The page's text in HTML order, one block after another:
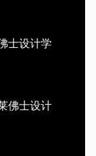
士设计学
佛士设计